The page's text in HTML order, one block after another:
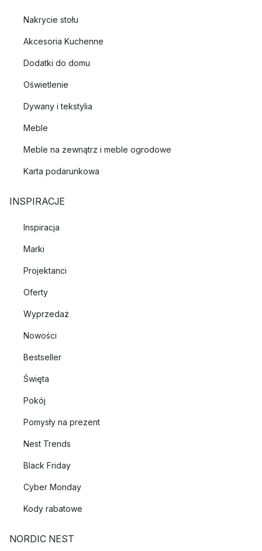
Nakrycie stołu
Akcesoria Kuchenne
Dodatki do domu
Oświetlenie
Dywany i tekstylia
Meble
Meble na zewnątrz i meble ogrodowe
Karta podarunkowa
INSPIRACJE
Inspiracja
Marki
Projektanci
Oferty
Wyprzedaż
Nowości
Bestseller
Święta
Pokój
Pomysły na prezent
Nest Trends
Black Friday
Cyber Monday
Kody rabatowe
NORDIC NEST